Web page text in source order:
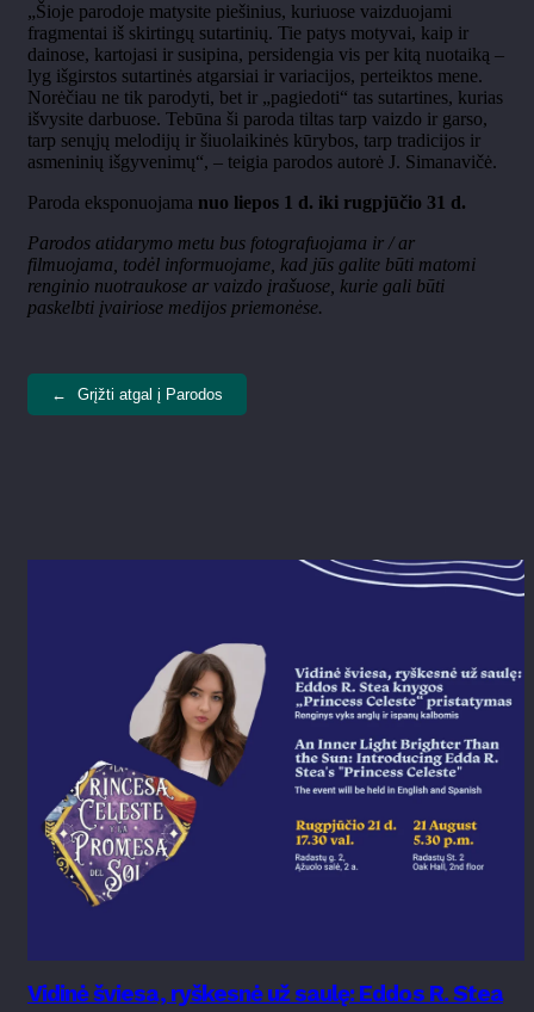
„Šioje parodoje matysite piešinius, kuriuose vaizduojami
fragmentai iš skirtingų sutartinių. Tie patys motyvai, kaip ir
dainose, kartojasi ir susipina, persidengia vis per kitą nuotaiką –
lyg išgirstos sutartinės atgarsiai ir variacijos, perteiktos mene.
Norėčiau ne tik parodyti, bet ir „pagiedoti“ tas sutartines, kurias
išvysite darbuose. Tebūna ši paroda tiltas tarp vaizdo ir garso,
tarp senųjų melodijų ir šiuolaikinės kūrybos, tarp tradicijos ir
asmeninių išgyvenimų“, – teigia parodos autorė J. Simanavičė.
Paroda eksponuojama nuo liepos 1 d. iki rugpjūčio 31 d.
Parodos atidarymo metu bus fotografuojama ir / ar
filmuojama, todėl informuojame, kad jūs galite būti matomi
renginio nuotraukose ar vaizdo įrašuose, kurie gali būti
paskelbti įvairiose medijos priemonėse.
← Grįžti atgal į Parodos
Vidinė šviesa, ryškesnė už saulę: Eddos R. Stea